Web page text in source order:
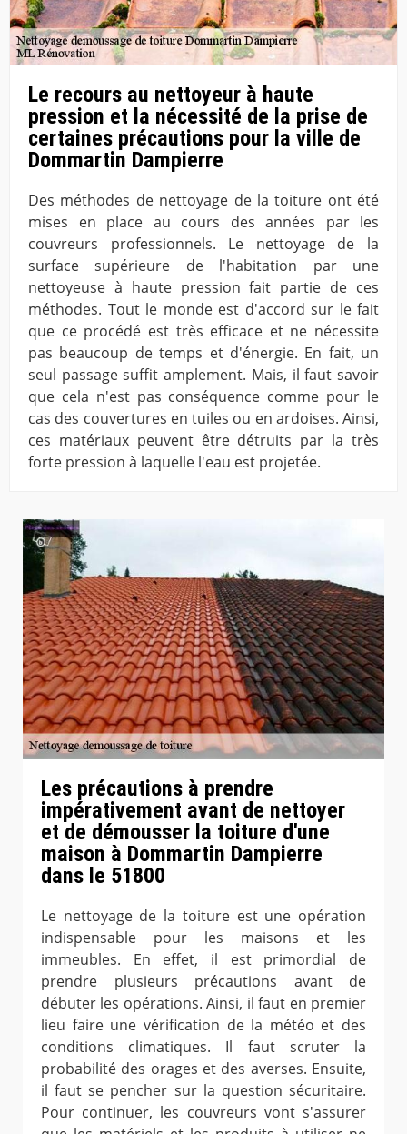
Le recours au nettoyeur à haute
pression et la nécessité de la prise de
certaines précautions pour la ville de
Dommartin Dampierre
Des méthodes de nettoyage de la toiture ont été
mises en place au cours des années par les
couvreurs professionnels. Le nettoyage de la
surface supérieure de l'habitation par une
nettoyeuse à haute pression fait partie de ces
méthodes. Tout le monde est d'accord sur le fait
que ce procédé est très efficace et ne nécessite
pas beaucoup de temps et d'énergie. En fait, un
seul passage suffit amplement. Mais, il faut savoir
que cela n'est pas conséquence comme pour le
cas des couvertures en tuiles ou en ardoises. Ainsi,
ces matériaux peuvent être détruits par la très
forte pression à laquelle l'eau est projetée.
Les précautions à prendre
impérativement avant de nettoyer
et de démousser la toiture d'une
maison à Dommartin Dampierre
dans le 51800
Le nettoyage de la toiture est une opération
indispensable pour les maisons et les
immeubles. En effet, il est primordial de
prendre plusieurs précautions avant de
débuter les opérations. Ainsi, il faut en premier
lieu faire une vérification de la météo et des
conditions climatiques. Il faut scruter la
probabilité des orages et des averses. Ensuite,
il faut se pencher sur la question sécuritaire.
Pour continuer, les couvreurs vont s'assurer